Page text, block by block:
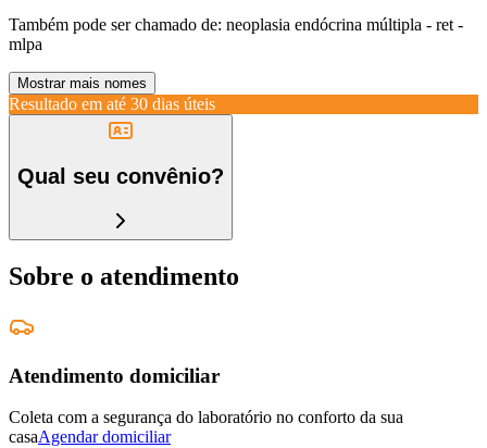
Também pode ser chamado de: neoplasia endócrina múltipla - ret -
mlpa
Mostrar mais nomes
Resultado em até 30 dias úteis
Qual seu convênio?
Sobre o atendimento
Atendimento domiciliar
Coleta com a segurança do laboratório no conforto da sua
casaAgendar domiciliar